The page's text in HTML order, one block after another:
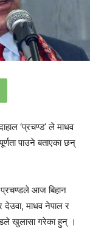
‘प्रचण्ड’ ले माधव
पाउने बताएका छन्
प्रचण्डले आज बिहान
देउवा, माधव नेपाल र
खुलासा गरेका हुन् ।